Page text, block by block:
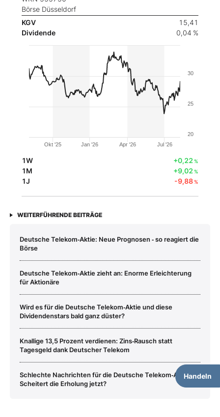
Börse Düsseldorf
KGV
15,41
Dividende
0,04 %
Handeln
Okt '25 Jan '26 Apr '26 Jul '26
20
25
30
1W +0,22%
1M +9,02%
1J -9,88%
WEITERFÜHRENDE BEITRÄGE
Deutsche Telekom‑Aktie: Neue Prognosen ‑ so reagiert die
Börse
Deutsche Telekom‑Aktie zieht an: Enorme Erleichterung
für Aktionäre
Wird es für die Deutsche Telekom‑Aktie und diese
Dividendenstars bald ganz düster?
Knallige 13,5 Prozent verdienen: Zins‑Rausch statt
Tagesgeld dank Deutscher Telekom
Schlechte Nachrichten für die Deutsche Telekom‑Aktie:
Scheitert die Erholung jetzt?